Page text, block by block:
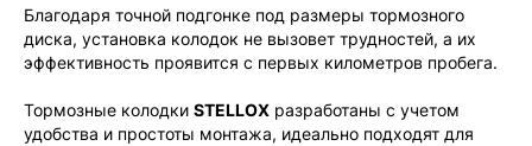
Благодаря точной подгонке под размеры тормозного
диска, установка колодок не вызовет трудностей, а их
эффективность проявится с первых километров пробега.
Тормозные колодки STELLOX разработаны с учетом
удобства и простоты монтажа, идеально подходят для